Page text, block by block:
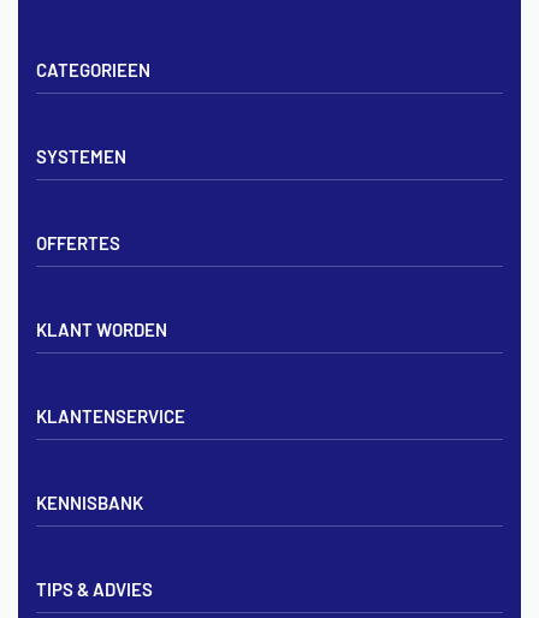
CATEGORIEEN
Verdelers
Noppenplaten
Draadmatten
SYSTEMEN
Noppenplaat systeem
OFFERTES
Offerte voor vloerverwarming
Vloerverwarming Tilburg
KLANT WORDEN
Aanmelden zakelijk
KLANTENSERVICE
Zakelijk aanmelden
Bezorgen & afhalen
Privacybeleid
KENNISBANK
Vloerverwarming en radiatoren
TIPS & ADVIES